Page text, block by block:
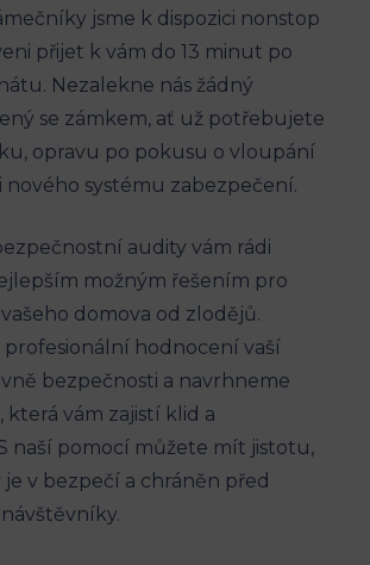
jsme k dispozici nonstop
přijet k vám do 13 minut po
Nezalekne nás žádný
se zámkem, ať už potřebujete
opravu po pokusu o vloupání
nového systému zabezpečení.
audity vám rádi
možným řešením pro
domova od zlodějů.
hodnocení vaší
bezpečnosti a navrhneme
která vám zajistí klid a
naší pomocí můžete mít jistotu,
je v bezpečí a chráněn před